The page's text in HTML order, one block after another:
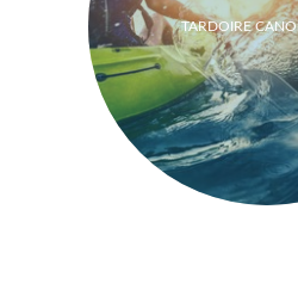
TARDOIRE